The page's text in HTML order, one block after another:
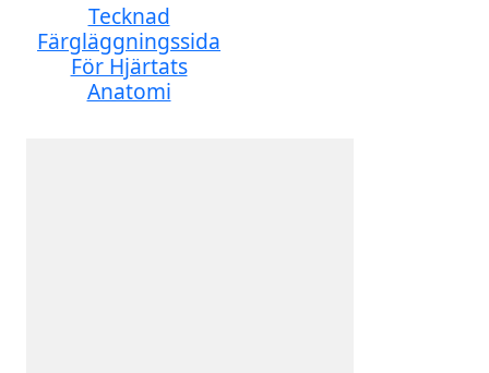
Tecknad
Färgläggningssida
För Hjärtats
Anatomi